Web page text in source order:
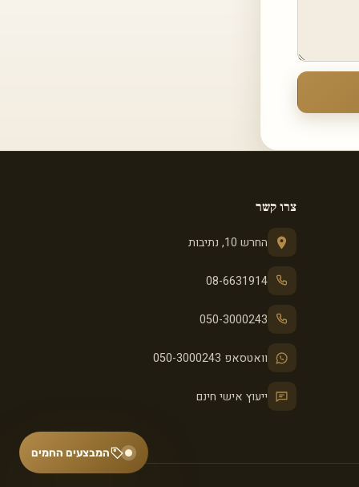
צרו קשר
החרש 10, נתיבות
08-6631914
050-3000243
וואטסאפ 050-3000243
ייעוץ אישי חינם
המבצעים החמים